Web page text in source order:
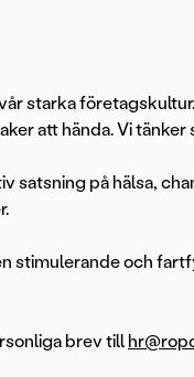
starka
att hända. Vi
satsning på hälsa,
stimulerande och
brev till